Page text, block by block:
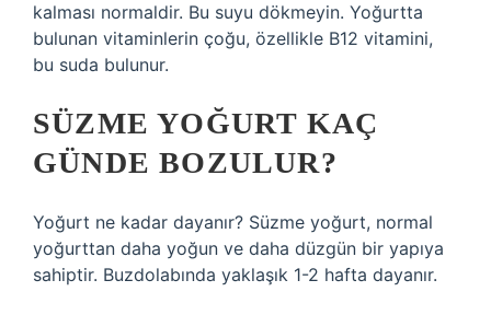
kalması normaldir. Bu suyu dökmeyin. Yoğurtta
bulunan vitaminlerin çoğu, özellikle B12 vitamini,
bu suda bulunur.
SÜZME YOĞURT KAÇ
GÜNDE BOZULUR?
Yoğurt ne kadar dayanır? Süzme yoğurt, normal
yoğurttan daha yoğun ve daha düzgün bir yapıya
sahiptir. Buzdolabında yaklaşık 1-2 hafta dayanır.